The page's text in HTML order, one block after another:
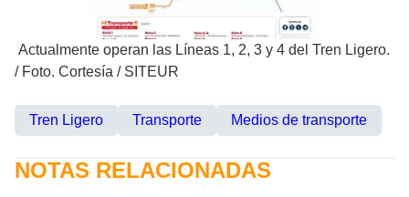
Actualmente operan las Líneas 1, 2, 3 y 4 del Tren Ligero.
/ Foto. Cortesía / SITEUR
Tren Ligero Transporte Medios de transporte
NOTAS RELACIONADAS